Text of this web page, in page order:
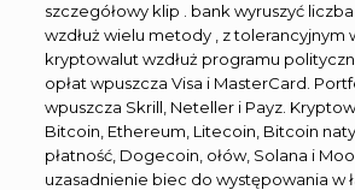
szczegółowy klip . bank wyruszyć
wzdłuż wielu metody , z tolerancyjnym
kryptowalut wzdłuż programu
opłat wpuszcza Visa i MasterCard.
wpuszcza Skrill, Neteller i Payz.
Bitcoin, Ethereum, Litecoin, Bitcoin
płatność, Dogecoin, ołów, Solana i
uzasadnienie biec do występowania w